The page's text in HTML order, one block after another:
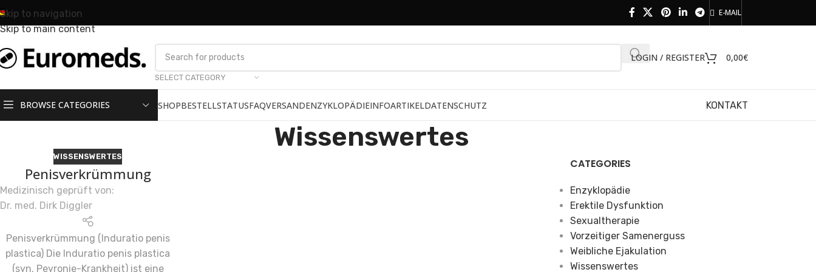
Skip to navigation
Skip to main content
E-MAIL
SELECT CATEGORY
LOGIN / REGISTER 0,00€
BROWSE CATEGORIES SHOPBESTELLSTATUSFAQVERSANDENZYKLOPÄDIEINFOARTIKELDATENSCHUTZ KONTAKT
Wissenswertes
WISSENSWERTES
Penisverkrümmung
Medizinisch geprüft von:
Dr. med. Dirk Diggler
Penisverkrümmung (Induratio penis
plastica) Die Induratio penis plastica
(syn. Peyronie-Krankheit) ist eine
CATEGORIES
Enzyklopädie
Erektile Dysfunktion
Sexualtherapie
Vorzeitiger Samenerguss
Weibliche Ejakulation
Wissenswertes